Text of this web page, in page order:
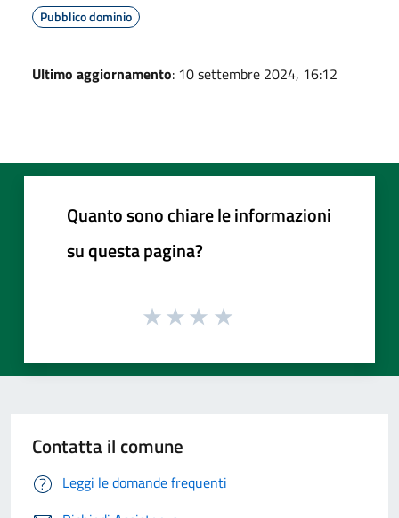
Pubblico dominio
Ultimo aggiornamento: 10 settembre 2024, 16:12
Quanto sono chiare le informazioni
su questa pagina?
Contatta il comune
Leggi le domande frequenti